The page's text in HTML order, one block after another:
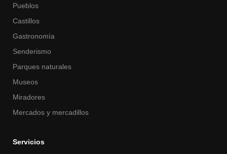
Pueblos
Castillos
Gastronomía
Senderismo
Parques naturales
Museos
Miradores
Mercados y mercadillos
Servicios